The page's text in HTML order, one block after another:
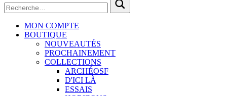
MON COMPTE
BOUTIQUE
NOUVEAUTÉS
PROCHAINEMENT
COLLECTIONS
ARCHÉOSF
D'ICI LÀ
ESSAIS